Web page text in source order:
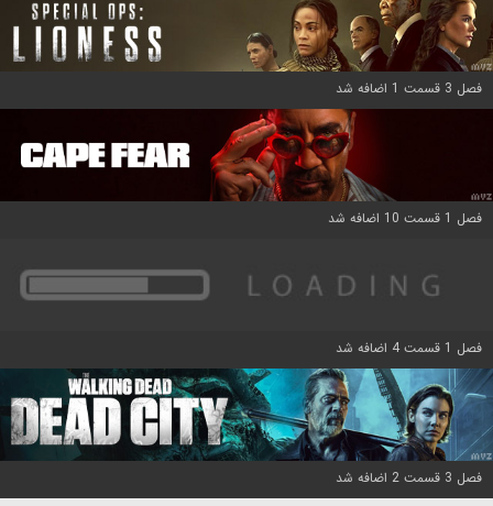
فصل 3 قسمت 1 اضافه شد
فصل 1 قسمت 10 اضافه شد
فصل 1 قسمت 4 اضافه شد
فصل 3 قسمت 2 اضافه شد